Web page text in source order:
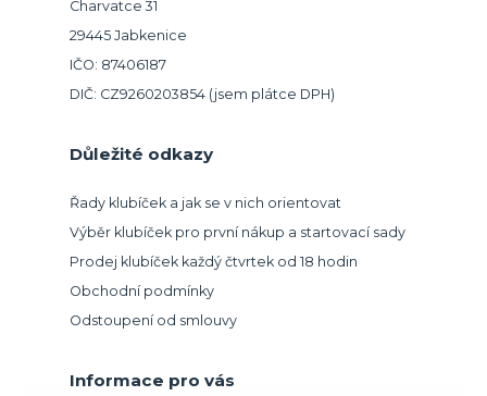
Charvatce 31
29445 Jabkenice
IČO: 87406187
DIČ: CZ9260203854 (jsem plátce DPH)
Důležité odkazy
Řady klubíček a jak se v nich orientovat
Výběr klubíček pro první nákup a startovací sady
Prodej klubíček každý čtvrtek od 18 hodin
Obchodní podmínky
Odstoupení od smlouvy
Informace pro vás